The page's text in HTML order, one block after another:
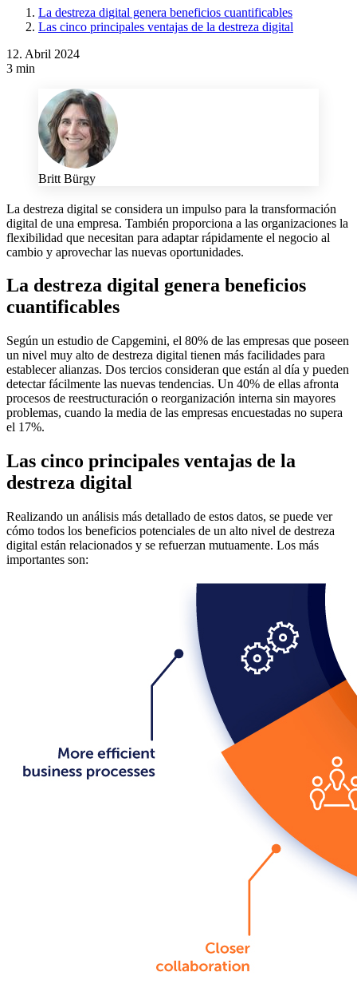
La destreza digital genera beneficios cuantificables
Las cinco principales ventajas de la destreza digital
12. Abril 2024
3 min
Britt Bürgy
La destreza digital se considera un impulso para la transformación
digital de una empresa. También proporciona a las organizaciones la
flexibilidad que necesitan para adaptar rápidamente el negocio al
cambio y aprovechar las nuevas oportunidades.
La destreza digital genera beneficios
cuantificables
Según un estudio de Capgemini, el 80% de las empresas que poseen
un nivel muy alto de destreza digital tienen más facilidades para
establecer alianzas. Dos tercios consideran que están al día y pueden
detectar fácilmente las nuevas tendencias. Un 40% de ellas afronta
procesos de reestructuración o reorganización interna sin mayores
problemas, cuando la media de las empresas encuestadas no supera
el 17%.
Las cinco principales ventajas de la
destreza digital
Realizando un análisis más detallado de estos datos, se puede ver
cómo todos los beneficios potenciales de un alto nivel de destreza
digital están relacionados y se refuerzan mutuamente. Los más
importantes son: